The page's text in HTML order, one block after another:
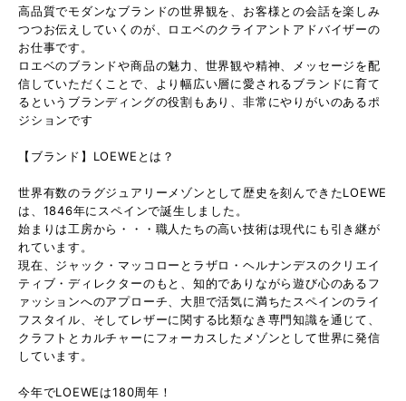
高品質でモダンなブランドの世界観を、お客様との会話を楽しみ
つつお伝えしていくのが、ロエベのクライアントアドバイザーの
お仕事です。
ロエベのブランドや商品の魅力、世界観や精神、メッセージを配
信していただくことで、より幅広い層に愛されるブランドに育て
るというブランディングの役割もあり、非常にやりがいのあるポ
ジションです
【ブランド】LOEWEとは？
世界有数のラグジュアリーメゾンとして歴史を刻んできたLOEWE
は、1846年にスペインで誕生しました。
始まりは工房から・・・職人たちの高い技術は現代にも引き継が
れています。
現在、ジャック・マッコローとラザロ・ヘルナンデスのクリエイ
ティブ・ディレクターのもと、知的でありながら遊び心のあるフ
ァッションへのアプローチ、大胆で活気に満ちたスペインのライ
フスタイル、そしてレザーに関する比類なき専門知識を通じて、
クラフトとカルチャーにフォーカスしたメゾンとして世界に発信
しています。
今年でLOEWEは180周年！